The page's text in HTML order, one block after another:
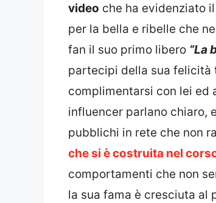
video che ha evidenziato
per la bella e ribelle che
fan il suo primo libero “La
partecipi della sua felicità
complimentarsi con lei ed
influencer parlano chiaro,
pubblichi in rete che non
che si è costruita nel
comportamenti che non
la sua fama è cresciuta al